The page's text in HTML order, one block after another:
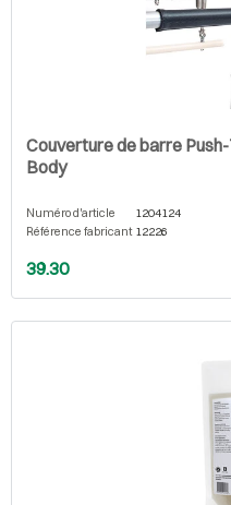
Couverture de barre
Body
Numéro d'article
1204124
Référence fabricant 12226
39.30